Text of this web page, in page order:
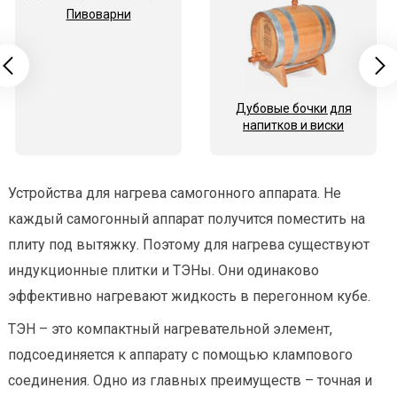
Пивоварни
Дубовые бочки для
напитков и виски
Устройства для нагрева самогонного аппарата. Не
каждый самогонный аппарат получится поместить на
плиту под вытяжку. Поэтому для нагрева существуют
индукционные плитки и ТЭНы. Они одинаково
эффективно нагревают жидкость в перегонном кубе.
ТЭН – это компактный нагревательной элемент,
подсоединяется к аппарату с помощью клампового
соединения. Одно из главных преимуществ – точная и